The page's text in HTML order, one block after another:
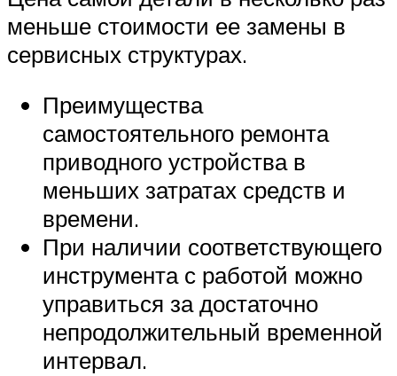
меньше стоимости ее замены в
сервисных структурах.
Преимущества
самостоятельного ремонта
приводного устройства в
меньших затратах средств и
времени.
При наличии соответствующего
инструмента с работой можно
управиться за достаточно
непродолжительный временной
интервал.